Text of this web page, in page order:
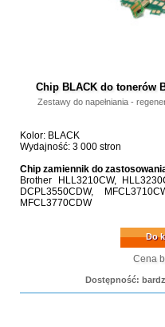
Chip BLACK do tonerów
Zestawy do napełniania -
Kolor: BLACK
Wydajność: 3 000 stron
Chip zamiennik do
Brother HLL3210CW,
DCPL3550CDW,
MFCL3770CDW
Do
Cena
Dostępność: